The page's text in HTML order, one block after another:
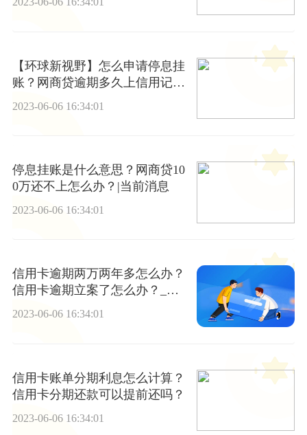
【环球新视野】怎么申请停息挂
账？网商贷逾期多久上信用记
2023-06-06 16:34:01
停息挂账是什么意思？网商贷10
0万还不上怎么办？|当前消息
2023-06-06 16:34:01
信用卡逾期两万两年多怎么办？
信用卡逾期立案了怎么办？_每
日速讯
2023-06-06 16:34:01
信用卡账单分期利息怎么计算？
信用卡分期还款可以提前还吗？
2023-06-06 16:34:01